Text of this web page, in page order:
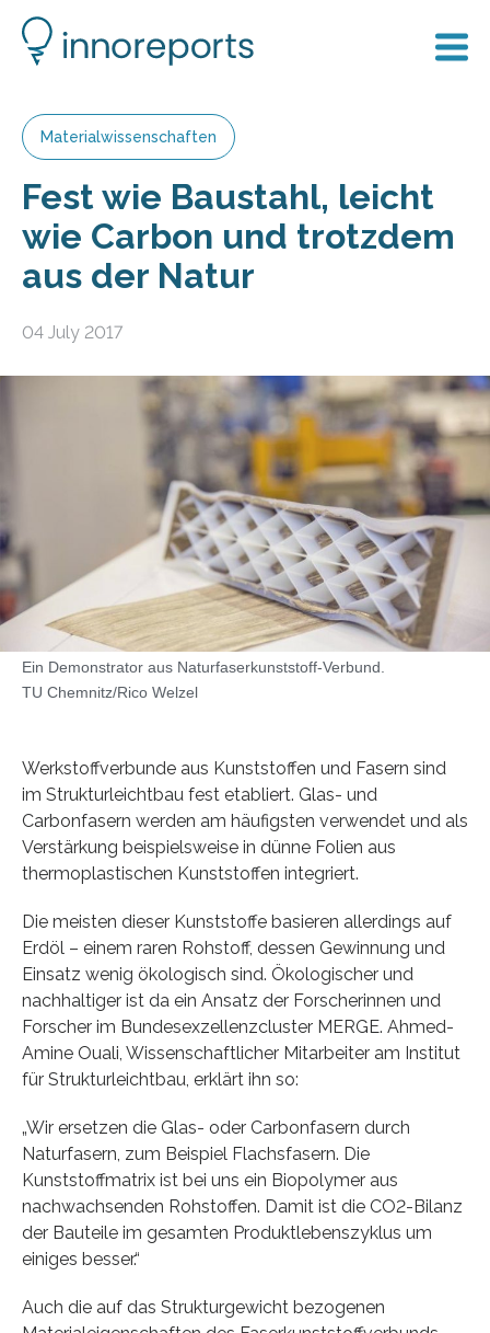
Materialwissenschaften
Fest wie Baustahl, leicht
wie Carbon und trotzdem
aus der Natur
04 July 2017
Ein Demonstrator aus Naturfaserkunststoff-Verbund.
TU Chemnitz/Rico Welzel
Werkstoffverbunde aus Kunststoffen und Fasern sind
im Strukturleichtbau fest etabliert. Glas- und
Carbonfasern werden am häufigsten verwendet und als
Verstärkung beispielsweise in dünne Folien aus
thermoplastischen Kunststoffen integriert.
Die meisten dieser Kunststoffe basieren allerdings auf
Erdöl – einem raren Rohstoff, dessen Gewinnung und
Einsatz wenig ökologisch sind. Ökologischer und
nachhaltiger ist da ein Ansatz der Forscherinnen und
Forscher im Bundesexzellenzcluster MERGE. Ahmed-
Amine Ouali, Wissenschaftlicher Mitarbeiter am Institut
für Strukturleichtbau, erklärt ihn so:
„Wir ersetzen die Glas- oder Carbonfasern durch
Naturfasern, zum Beispiel Flachsfasern. Die
Kunststoffmatrix ist bei uns ein Biopolymer aus
nachwachsenden Rohstoffen. Damit ist die CO2-Bilanz
der Bauteile im gesamten Produktlebenszyklus um
einiges besser.“
Auch die auf das Strukturgewicht bezogenen